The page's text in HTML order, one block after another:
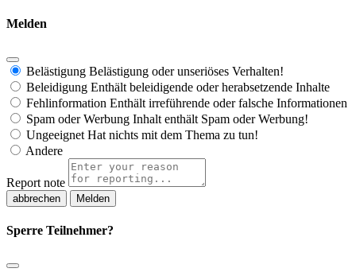
Melden
Belästigung Belästigung oder unseriöses Verhalten!
Beleidigung Enthält beleidigende oder herabsetzende Inhalte
Fehlinformation Enthält irreführende oder falsche Informationen
Spam oder Werbung Inhalt enthält Spam oder Werbung!
Ungeeignet Hat nichts mit dem Thema zu tun!
Andere
Report note
Melden
Sperre Teilnehmer?